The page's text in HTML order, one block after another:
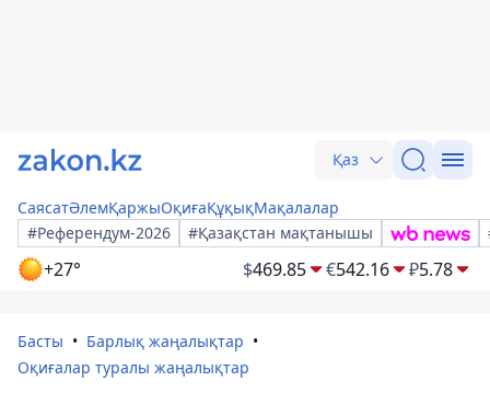
Қаз
СаясатӘлемҚаржыОқиғаҚұқықМақалалар
#Референдум-2026
#Қазақстан мақтанышы
+27° $469.85 €542.16 ₽5.78
Басты
Барлық жаңалықтар
Оқиғалар туралы жаңалықтар